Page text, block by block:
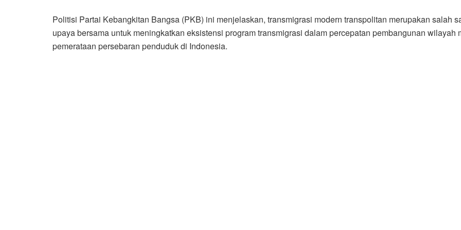
Politisi Partai Kebangkitan Bangsa (PKB) ini menjelaskan, transmigrasi modern transpolitan merupakan salah
upaya bersama untuk meningkatkan eksistensi program transmigrasi dalam percepatan pembangunan wilayah
pemerataan persebaran penduduk di Indonesia.